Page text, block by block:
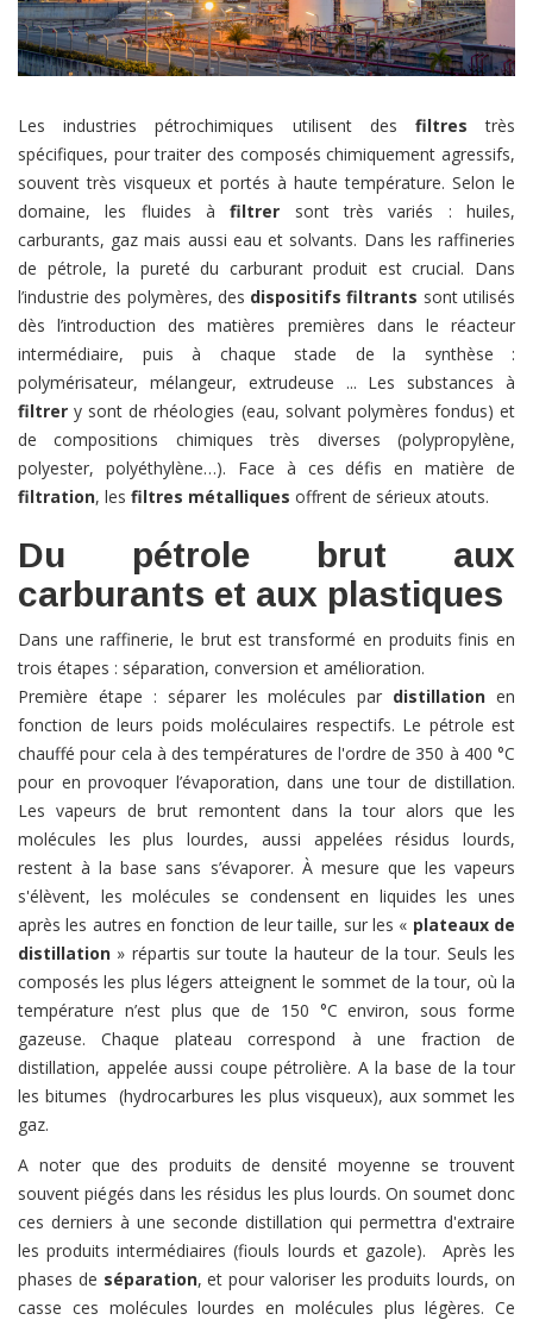
Les industries pétrochimiques utilisent des filtres très
spécifiques, pour traiter des composés chimiquement agressifs,
souvent très visqueux et portés à haute température. Selon le
domaine, les fluides àfiltrer sont très variés : huiles,
carburants, gaz mais aussi eau et solvants. Dans les raffineries
de pétrole, la pureté du carburant produit est crucial. Dans
l’industrie des polymères, des dispositifs filtrants sont utilisés
dès l’introduction des matières premières dans le réacteur
intermédiaire, puis à chaque stade de la synthèse :
polymérisateur, mélangeur, extrudeuse ... Les substances à
filtrer y sont de rhéologies (eau, solvant polymères fondus) et
de compositions chimiques très diverses (polypropylène,
polyester, polyéthylène…). Face à ces défis en matière de
filtration, les filtres métalliques offrent de sérieux atouts.
Du pétrole brut aux
carburants et aux plastiques
Dans une raffinerie, le brut est transformé en produits finis en
trois étapes : séparation, conversion et amélioration.
Première étape : séparer les molécules par distillation en
fonction de leurs poids moléculaires respectifs. Le pétrole est
chauffé pour cela à des températures de l'ordre de 350 à 400 °C
pour en provoquer l’évaporation, dans une tour de distillation.
Les vapeurs de brut remontent dans la tour alors que les
molécules les plus lourdes, aussi appelées résidus lourds,
restent à la base sans s’évaporer. À mesure que les vapeurs
s'élèvent, les molécules se condensent en liquides les unes
après les autres en fonction de leur taille, sur les « plateaux de
distillation » répartis sur toute la hauteur de la tour. Seuls les
composés les plus légers atteignent le sommet de la tour, où la
température n’est plus que de 150 °C environ, sous forme
gazeuse. Chaque plateau correspond à une fraction de
distillation, appelée aussi coupe pétrolière. A la base de la tour
les bitumes (hydrocarbures les plus visqueux), aux sommet les
gaz.
A noter que des produits de densité moyenne se trouvent
souvent piégés dans les résidus les plus lourds. On soumet donc
ces derniers à une seconde distillation qui permettra d'extraire
les produits intermédiaires (fiouls lourds et gazole). Après les
phases de séparation, et pour valoriser les produits lourds, on
casse ces molécules lourdes en molécules plus légères. Ce